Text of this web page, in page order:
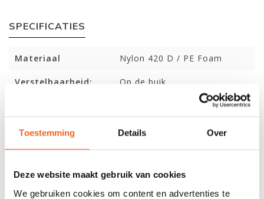
Toestemming Details Over
Deze website maakt gebruik van cookies
We gebruiken cookies om content en advertenties te
SPECIFICATIES
Materiaal Nylon 420 D / PE Foam
Verstelbaarheid: Op de buik
Zakken: Nee
Drinkzak optie: Nee
Drijfvermogen:
XS (35 N), S (40 N), M/L (50
N), XL/XXL (50 N)